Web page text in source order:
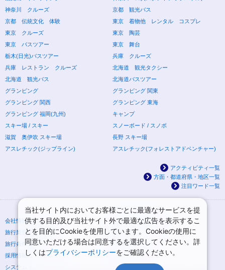
神奈川 クルーズ
京都 観光バス
京都 伝統文化 体験
東京 着物他 レンタル コスプレ
東京 クルーズ
東京 陶芸
東京 バスツアー
東京 舞台
栃木(日光)バスツアー
兵庫 クルーズ
兵庫 レストラン クルーズ
北海道 観光タクシー
北海道 観光バス
北海道バスツアー
グランピング
グランピング 関東
グランピング 関西
グランピング 東海
グランピング 福岡(九州)
キャンプ
スキー場 / スキー
スノーボード / スノボ
滋賀 奥伊吹 スキー場
長野 スキー場
アスレチック(ジップライン)
アスレチック(フォレストアドベンチャー)
アクティビティ一覧
方面・都道府県・地区一覧
注目ワード一覧
会社情報
プライバシーポリシー
旅行業登録票・約款
規約集
旅行条件書
ニュースリリース
採用情報
サイトマップ
システムメンテナンスの
当社サイト内においてお客様ごとに最適なサービスを提
供する目的及び当社サイト外で最適な広告を表示するこ
とを目的にCookieを使用しています。Cookieの使用に
同意いただける場合は同意するを選択してください。詳
しくはプライバシーポリシーをご確認ください。